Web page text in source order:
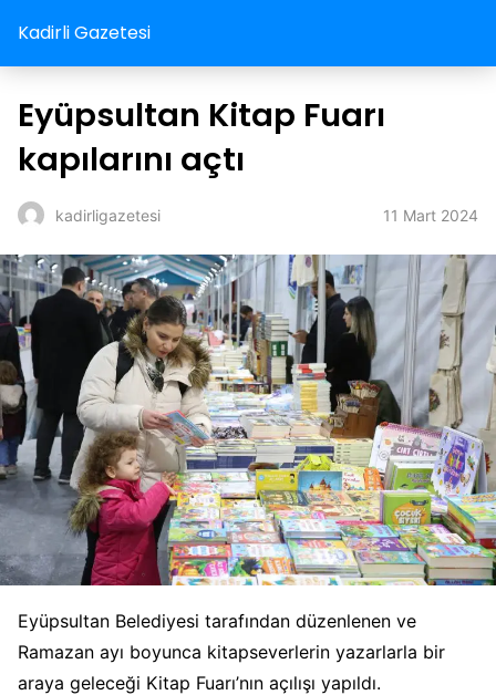
Kadirli Gazetesi
Eyüpsultan Kitap Fuarı
kapılarını açtı
kadirligazetesi 11 Mart 2024
Eyüpsultan Belediyesi tarafından düzenlenen ve
Ramazan ayı boyunca kitapseverlerin yazarlarla bir
araya geleceği Kitap Fuarı’nın açılışı yapıldı.